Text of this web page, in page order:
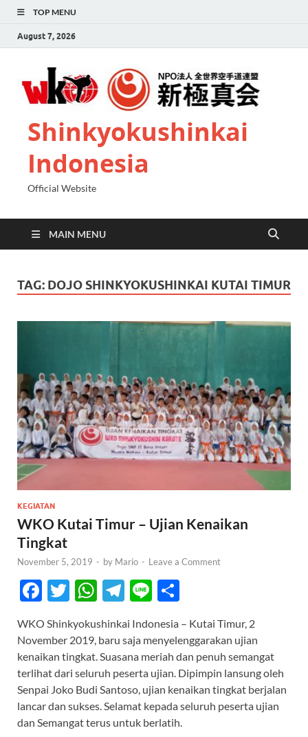
TOP MENU
August 7, 2026
Shinkyokushinkai
Indonesia
Official Website
MAIN MENU
TAG: DOJO SHINKYOKUSHINKAI KUTAI TIMUR
KEGIATAN
WKO Kutai Timur – Ujian Kenaikan
Tingkat
November 5, 2019 - by Mario - Leave a Comment
F
e
b
o
o
k
T
itt
er
W
at
s
A
p
p
T
e
gr
a
m
Li
e ar
e
WKO Shinkyokushinkai Indonesia – Kutai Timur, 2
November 2019, baru saja menyelenggarakan ujian
kenaikan tingkat. Suasana meriah dan penuh semangat
terlihat dari seluruh peserta ujian. Dipimpin lansung oleh
Senpai Joko Budi Santoso, ujian kenaikan tingkat berjalan
lancar dan sukses. Selamat kepada seluruh peserta ujian
dan Semangat terus untuk berlatih.